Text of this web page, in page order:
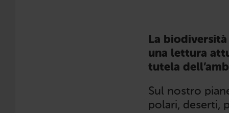
La
una lettura
tutela
Sul nostro
polari, deserti,